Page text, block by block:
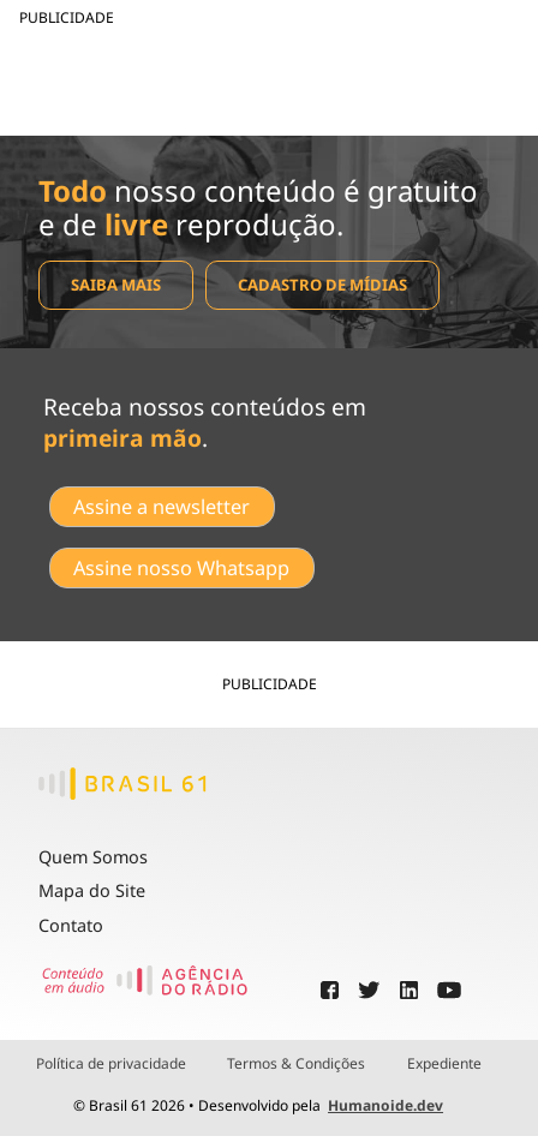
PUBLICIDADE
Todo nosso conteúdo é gratuito
e de livrereprodução.
SAIBA MAIS CADASTRO DE MÍDIAS
Receba nossos conteúdos em
primeira mão.
Assine a newsletter
Assine nosso Whatsapp
PUBLICIDADE
Quem Somos
Mapa do Site
Contato
Política de privacidade Termos & Condições Expediente
© Brasil 61 2026 • Desenvolvido pela Humanoide.dev